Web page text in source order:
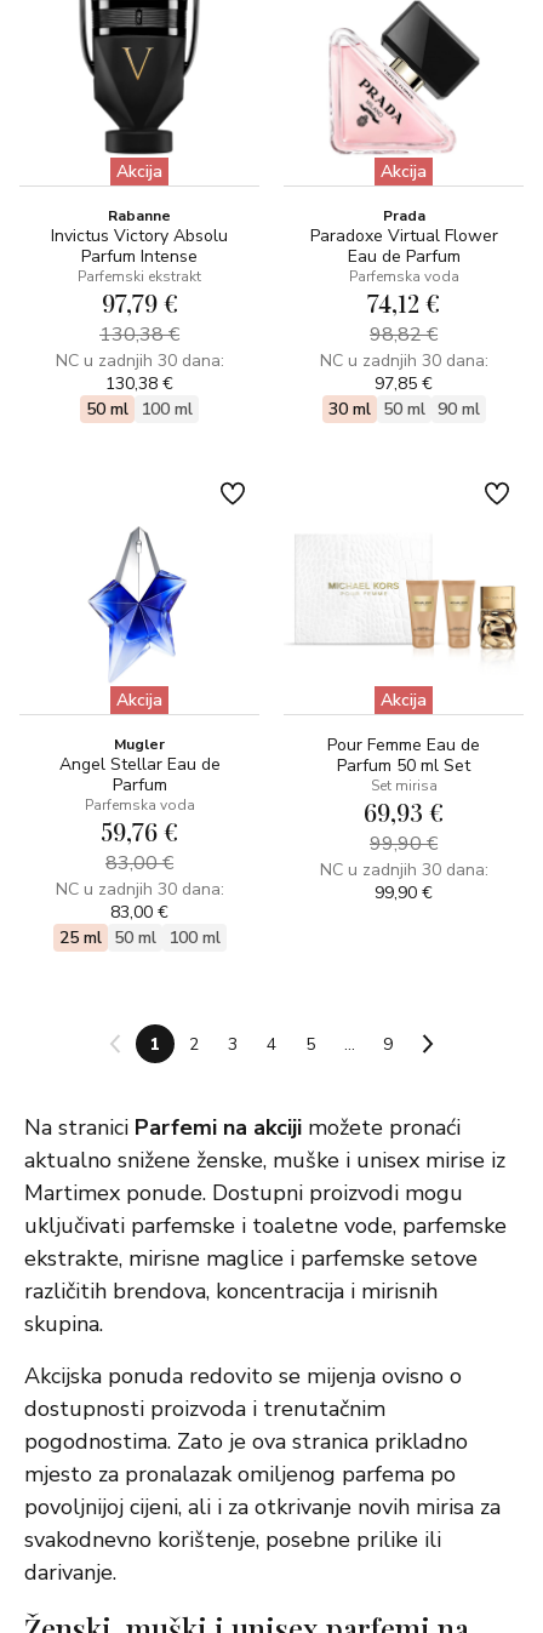
Akcija
Rabanne
Invictus Victory Absolu
Parfum Intense
Parfemski ekstrakt
97,79 €
130,38 €
NC u zadnjih 30 dana:
130,38 €
50 ml
100 ml
Akcija
Prada
Paradoxe Virtual Flower
Eau de Parfum
Parfemska voda
74,12 €
98,82 €
NC u zadnjih 30 dana:
97,85 €
30 ml
50 ml 90 ml
Akcija
Mugler
Angel Stellar Eau de
Parfum
Parfemska voda
59,76 €
83,00 €
NC u zadnjih 30 dana:
83,00 €
25 ml
50 ml 100 ml
Akcija
Pour Femme Eau de
Parfum 50 ml Set
Set mirisa
69,93 €
99,90 €
NC u zadnjih 30 dana:
99,90 €
1 2 3 4 5 ... 9
Na stranici Parfemi na akciji možete pronaći
aktualno snižene ženske, muške i unisex mirise iz
Martimex ponude. Dostupni proizvodi mogu
uključivati parfemske i toaletne vode, parfemske
ekstrakte, mirisne maglice i parfemske setove
različitih brendova, koncentracija i mirisnih
skupina.
Akcijska ponuda redovito se mijenja ovisno o
dostupnosti proizvoda i trenutačnim
pogodnostima. Zato je ova stranica prikladno
mjesto za pronalazak omiljenog parfema po
povoljnijoj cijeni, ali i za otkrivanje novih mirisa za
svakodnevno korištenje, posebne prilike ili
darivanje.